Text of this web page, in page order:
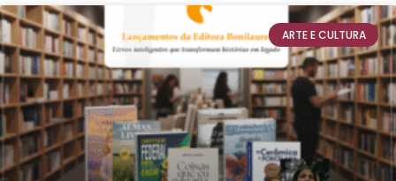
ARTE E CULTURA